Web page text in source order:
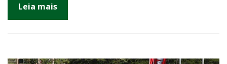
Leia mais